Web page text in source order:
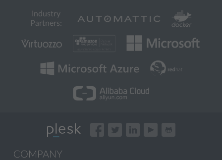
Industry
Partners:
COMPANY